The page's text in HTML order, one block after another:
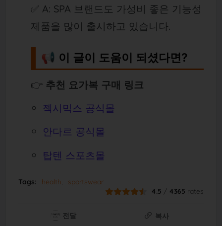
✅ A: SPA 브랜드도 가성비 좋은 기능성
제품을 많이 출시하고 있습니다.
📢 이 글이 도움이 되셨다면?
👉 추천 요가복 구매 링크
젝시믹스 공식몰
안다르 공식몰
탑텐 스포츠몰
Tags: health
sportswear
4.5 / 4365 rates
전달
복사